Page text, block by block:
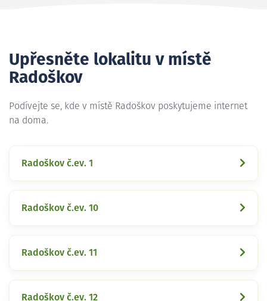
Upřesněte lokalitu v místě
Radoškov
Podívejte se, kde v místě Radoškov poskytujeme internet
na doma.
Radoškov č.ev. 1
Radoškov č.ev. 10
Radoškov č.ev. 11
Radoškov č.ev. 12